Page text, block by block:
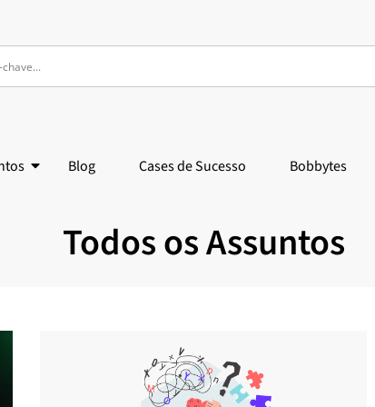
Blog Cases de Sucesso Bobbytes
Todos os Assuntos